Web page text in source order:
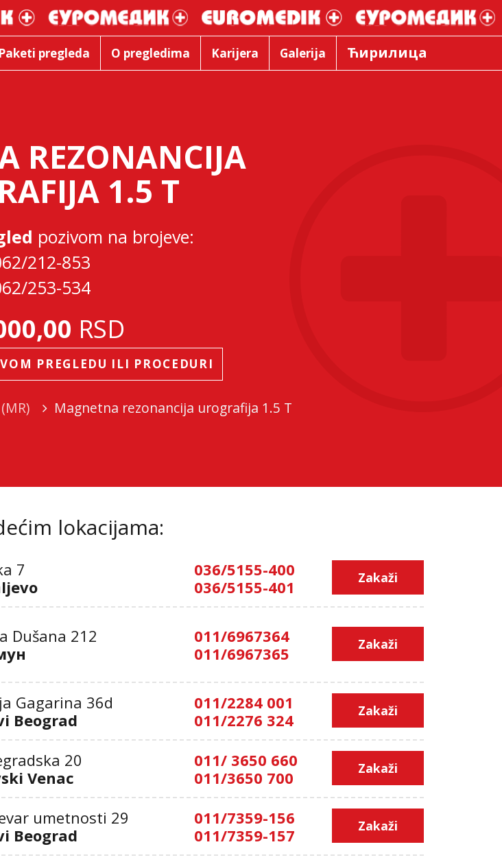
Paketi pregleda O pregledima Karijera Galerija Ћирилица
REZONANCIJA
1.5 T
pozivom na brojeve:
212-853
253-534
RSD
PREGLEDU ILI PROCEDURI
Magnetna rezonancija urografija 1.5 T
lokacijama:
7
036/5155-400
036/5155-401
Zakaži
Dušana 212
011/6967364
011/6967365
Zakaži
Gagarina 36d
Beograd
011/2284 001
011/2276 324
Zakaži
20
Venac
011/ 3650 660
011/3650 700
Zakaži
umetnosti 29
Beograd
011/7359-156
011/7359-157
Zakaži